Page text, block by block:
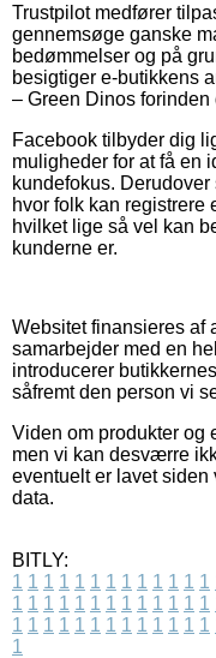
Trustpilot medfører
gennemsøge ganske
bedømmelser og på
besigtiger e-butikkens
– Green Dinos forinden
Facebook tilbyder dig
muligheder for at få en
kundefokus.
hvor folk kan registrere
hvilket lige så vel kan
kunderne er.
Websitet finansieres af
samarbejder med en
introducerer
såfremt den person vi
Viden om produkter og
men vi kan desværre
eventuelt er lavet
data.
BITLY:
1 1 1 1 1 1 1 1 1 1 1 1 1
1 1 1 1 1 1 1 1 1 1 1 1 1
1 1 1 1 1 1 1 1 1 1 1 1 1
1